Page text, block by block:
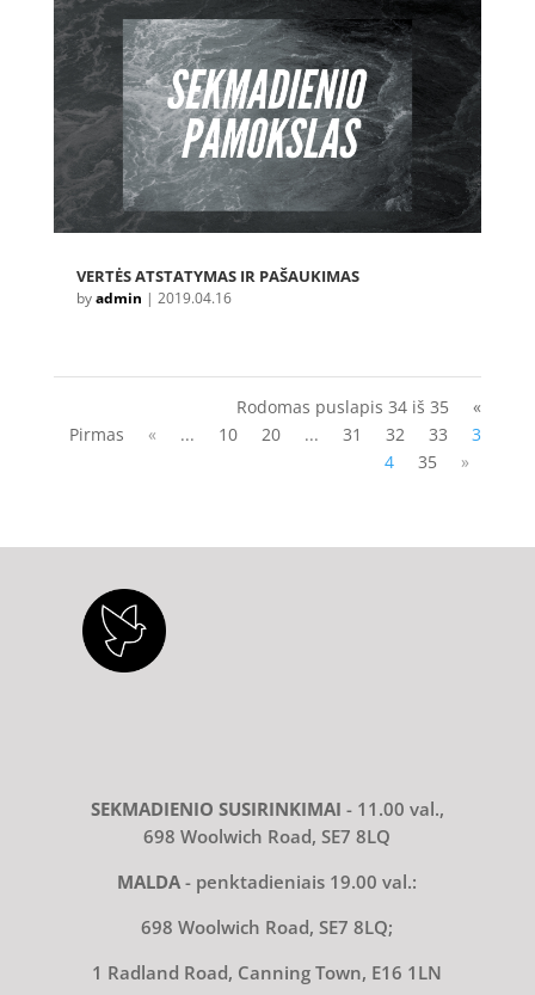
VERTĖS ATSTATYMAS IR PAŠAUKIMAS
byadmin | 2019.04.16
Rodomas puslapis 34 iš 35
«
Pirmas
« ... 10 20 ... 31 32 33
3
4
35 »
SEKMADIENIO SUSIRINKIMAI - 11.00 val.,
698 Woolwich Road, SE7 8LQ
MALDA- penktadieniais 19.00 val.:
698 Woolwich Road, SE7 8LQ;
1 Radland Road, Canning Town, E16 1LN